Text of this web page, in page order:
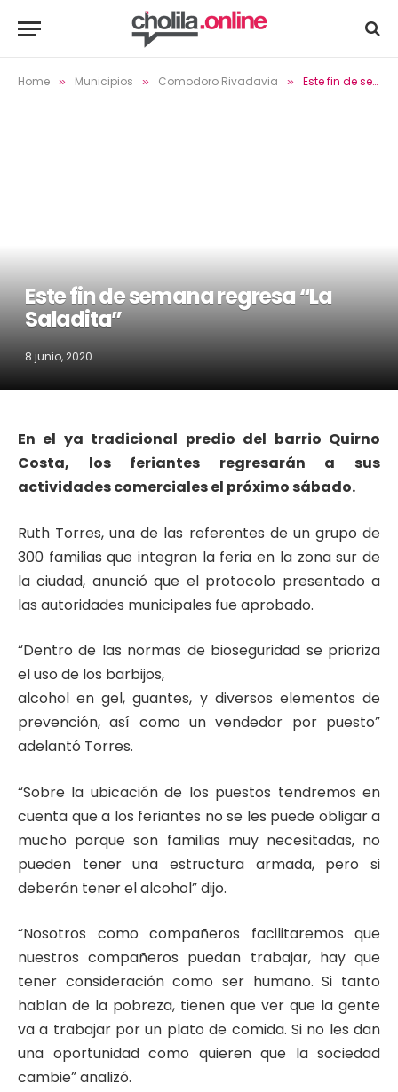
Home » Municipios » Comodoro Rivadavia » Este fin de semana regresa “La Saladita”
Este fin de semana regresa “La
Saladita”
8 junio, 2020
En el ya tradicional predio del barrio Quirno
Costa, los feriantes regresarán a sus
actividades comerciales el próximo sábado.
Ruth Torres, una de las referentes de un grupo de
300 familias que integran la feria en la zona sur de
la ciudad, anunció que el protocolo presentado a
las autoridades municipales fue aprobado.
“Dentro de las normas de bioseguridad se prioriza
el uso de los barbijos,
alcohol en gel, guantes, y diversos elementos de
prevención, así como un vendedor por puesto”
adelantó Torres.
“Sobre la ubicación de los puestos tendremos en
cuenta que a los feriantes no se les puede obligar a
mucho porque son familias muy necesitadas, no
pueden tener una estructura armada, pero si
deberán tener el alcohol” dijo.
“Nosotros como compañeros facilitaremos que
nuestros compañeros puedan trabajar, hay que
tener consideración como ser humano. Si tanto
hablan de la pobreza, tienen que ver que la gente
va a trabajar por un plato de comida. Si no les dan
una oportunidad como quieren que la sociedad
cambie” analizó.